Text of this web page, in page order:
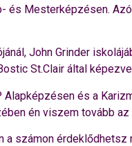
és Mesterképzésen.
John Grinder
St.Clair által
Alapképzésen és a
én viszem tovább az
a számon érdeklődhetsz